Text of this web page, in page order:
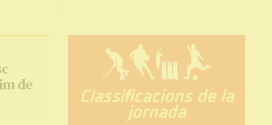
de
Classificacions de la
jornada